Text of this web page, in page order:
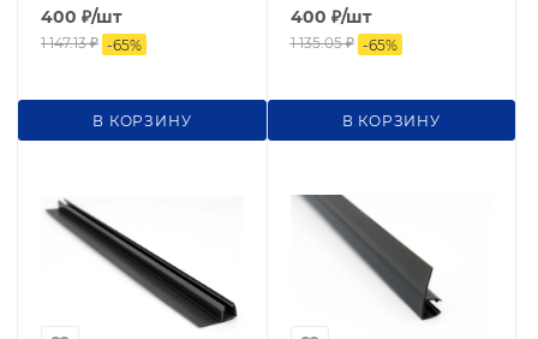
400 ₽/шт
1 147.13₽ -65%
В КОРЗИНУ
400 ₽/шт
1 135.05₽ -65%
В КОРЗИНУ